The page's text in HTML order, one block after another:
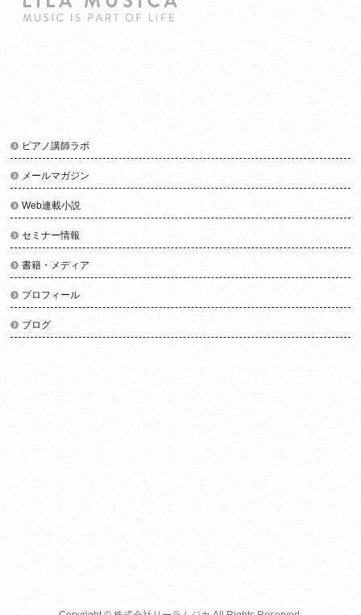
ピアノ講師ラボ
メールマガジン
Web連載小説
セミナー情報
書籍・メディア
プロフィール
ブログ